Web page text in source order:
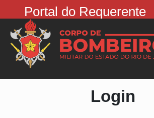
Portal do Requerente
Login